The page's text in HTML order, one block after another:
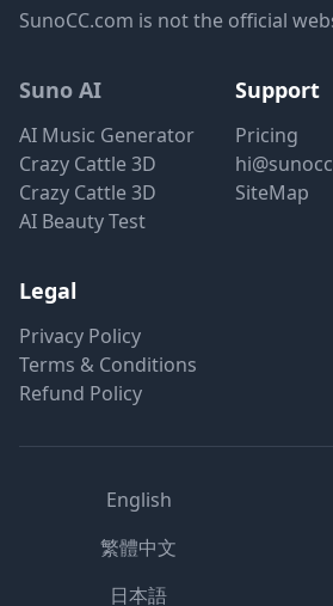
SunoCC.com is not the official
Suno AI
AI Music Generator
Crazy Cattle 3D
Crazy Cattle 3D
AI Beauty Test
Support
Pricing
SiteMap
Legal
Privacy Policy
Terms & Conditions
Refund Policy
English
繁體中文
日本語